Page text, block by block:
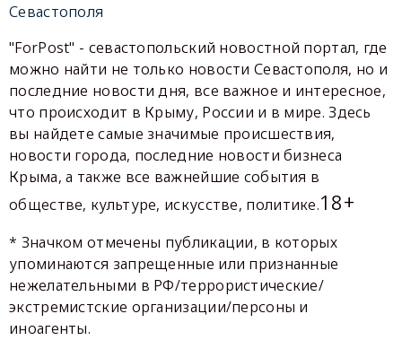
Севастополя
"ForPost" - севастопольский новостной портал, где
можно найти не только новости Севастополя, но и
последние новости дня, все важное и интересное,
что происходит в Крыму, России и в мире. Здесь
вы найдете самые значимые происшествия,
новости города, последние новости бизнеса
Крыма, а также все важнейшие события в
обществе, культуре, искусстве, политике.18+
* Значком отмечены публикации, в которых
упоминаются запрещенные или признанные
нежелательными в РФ/террористические/
экстремистские организации/персоны и
иноагенты.